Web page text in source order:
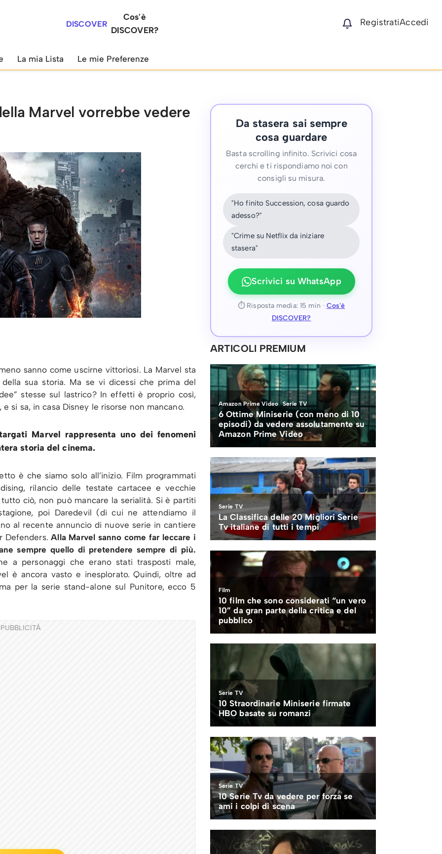
DISCOVER
Cos'è
DISCOVER?
RegistratiAccedi
La mia Lista Le mie Preferenze
Marvel vorrebbe vedere
sanno come uscirne vittoriosi. La Marvel sta
sua storia. Ma se vi dicessi che prima del
stesse sul lastrico? In effetti è proprio così,
si sa, in casa Disney le risorse non mancano.
Marvel rappresenta uno dei fenomeni
storia del cinema.
è che siamo solo all’inizio. Film programmati
rilancio delle testate cartacee e vecchie
ciò, non può mancare la serialità. Si è partiti
poi Daredevil (di cui ne attendiamo il
al recente annuncio di nuove serie in cantiere
Defenders.Alla Marvel sanno come far leccare i
sempre quello di pretendere sempre di più.
a personaggi che erano stati trasposti male,
è ancora vasto e inesplorato. Quindi, oltre ad
per la serie stand-alone sul Punitore, ecco 5
PUBBLICITÀ
Da stasera sai sempre
cosa guardare
Basta scrolling infinito. Scrivici cosa
cerchi e ti rispondiamo noi con
consigli su misura.
"Ho finito Succession, cosa guardo
adesso?"
"Crime su Netflix da iniziare
stasera"
Scrivici su WhatsApp
⏱ Risposta media: 15 min · Cos'è
DISCOVER?
ARTICOLI PREMIUM